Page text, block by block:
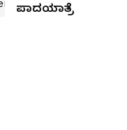
ಪಾದಯಾತ್ರೆ